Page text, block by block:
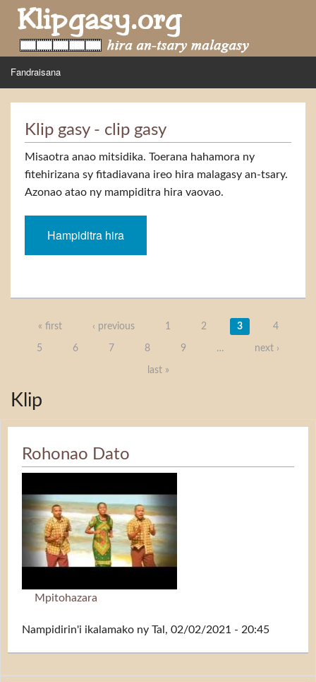
Skip to main content
MENU
Fandraisana
Mpihira
Hira nampidiriko
Hira tiako
Fidirana
Klip gasy - clip gasy
Misaotra anao mitsidika. Toerana hahamora ny
fitehirizana sy fitadiavana ireo hira malagasy an-tsary.
Azonao atao ny mampiditra hira vaovao.
Hampiditra hira
Takelaka
« first ‹ previous 1 2 3 4
5 6 7 8 9 … next ›
last »
Klip
Rohonao Dato
Mpitohazara
Nampidirin'i ikalamako ny Tal, 02/02/2021 - 20:45